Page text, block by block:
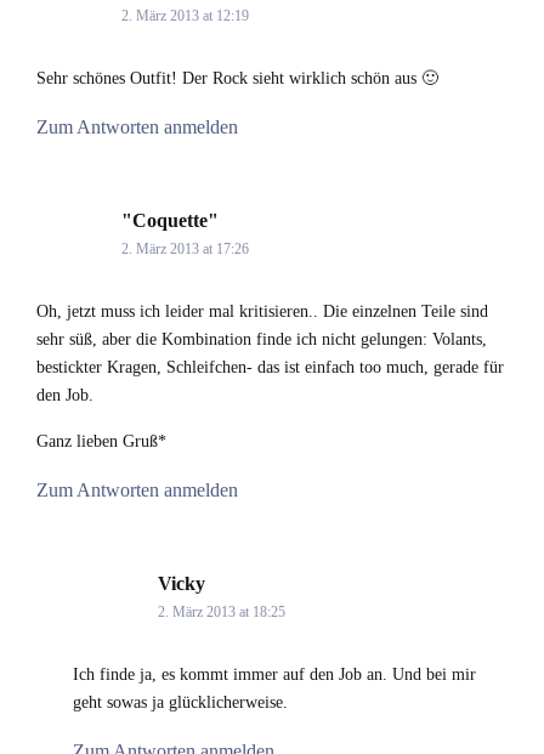
2. März 2013 at 12:19
Sehr schönes Outfit! Der Rock sieht wirklich schön aus 🙂
Zum Antworten anmelden
"Coquette"
2. März 2013 at 17:26
Oh, jetzt muss ich leider mal kritisieren.. Die einzelnen Teile sind
sehr süß, aber die Kombination finde ich nicht gelungen: Volants,
bestickter Kragen, Schleifchen- das ist einfach too much, gerade für
den Job.
Ganz lieben Gruß*
Zum Antworten anmelden
Vicky
2. März 2013 at 18:25
Ich finde ja, es kommt immer auf den Job an. Und bei mir
geht sowas ja glücklicherweise.